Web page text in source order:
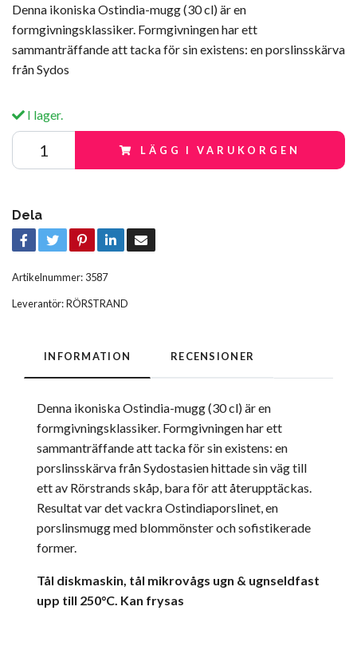
Denna ikoniska Ostindia-mugg (30 cl) är en
formgivningsklassiker. Formgivningen har ett
sammanträffande att tacka för sin existens: en porslinsskärva
från Sydos
I lager.
LÄGG I VARUKORGEN
Dela
Artikelnummer: 3587
Leverantör:RÖRSTRAND
INFORMATION RECENSIONER
Denna ikoniska Ostindia-mugg (30 cl) är en
formgivningsklassiker. Formgivningen har ett
sammanträffande att tacka för sin existens: en
porslinsskärva från Sydostasien hittade sin väg till
ett av Rörstrands skåp, bara för att återupptäckas.
Resultat var det vackra Ostindiaporslinet, en
porslinsmugg med blommönster och sofistikerade
former.
Tål diskmaskin, tål mikrovågs ugn & ugnseldfast
upp till 250°C. Kan frysas